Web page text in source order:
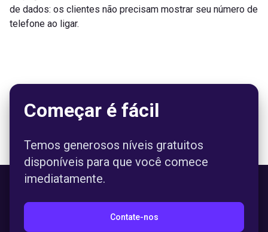
de dados: os clientes não precisam mostrar seu número de
telefone ao ligar.
Começar é fácil
Temos generosos níveis gratuitos
disponíveis para que você comece
imediatamente.
Contate-nos